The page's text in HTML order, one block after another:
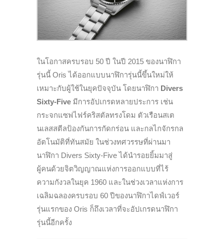
ในโอกาสครบรอบ 50 ปี ในปี 2015 ของนาฬิกา
รุ่นนี้ Oris ได้ออกแบบนาฬิการุ่นนี้ขึ้นใหม่ให้
เหมาะกับผู้ใช้ในยุคปัจจุบัน โดยนาฬิกา Divers
Sixty-Five มีการอัปเกรดหลายประการ เช่น
กระจกแซฟไฟร์คริสตัลทรงโดม ตัวเรือนสเต
นเลสสตีลป้องกันการกัดกร่อน และกลไกจักรกล
อัตโนมัติที่ทันสมัย ในช่วงทศวรรษที่ผ่านมา
นาฬิกา Divers Sixty-Fiveได้นำรอยยิ้มมาสู่
ผู้คนด้วยจิตวิญญาณแห่งการออกแบบที่ไร้
ความกังวลในยุค 1960 และในช่วงเวลาแห่งการ
เฉลิมฉลองครบรอบ 60 ปีของนาฬิกาไดฟ์เวอร์
รุ่นแรกของ Oris ก็ถึงเวลาที่จะอัปเกรดนาฬิกา
รุ่นนี้อีกครั้ง